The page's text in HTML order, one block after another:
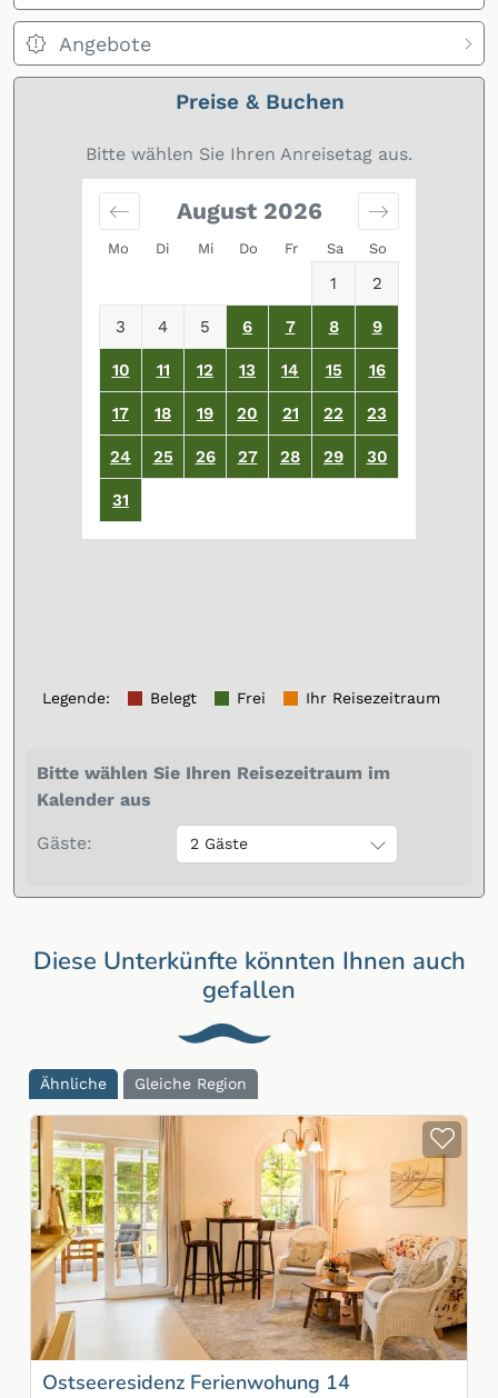
Angebote
Preise & Buchen
Bitte wählen Sie Ihren Anreisetag aus.
Mo Di Mi Do Fr Sa So
August 2026
1 2
3 4 5 6 7 8 9
10 11 12 13 14 15 16
17 18 19 20 21 22 23
24 25 26 27 28 29 30
31
Legende: Belegt Frei Ihr Reisezeitraum
Bitte wählen Sie Ihren Reisezeitraum im
Kalender aus
Gäste: 2 Gäste
Diese Unterkünfte könnten Ihnen auch
gefallen
Ähnliche Gleiche Region
Ostseeresidenz Ferienwohung 14